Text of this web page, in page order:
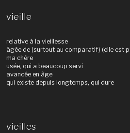
vieille
relative à la vieillesse
âgée de (surtout au comparatif) (elle est
ma chère
usée, qui a beaucoup servi
avancée en âge
qui existe depuis longtemps, qui dure
vieilles